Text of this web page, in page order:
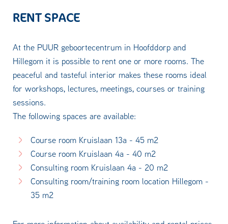
RENT SPACE
At the PUUR geboortecentrum in Hoofddorp and
Hillegom it is possible to rent one or more rooms. The
peaceful and tasteful interior makes these rooms ideal
for workshops, lectures, meetings, courses or training
sessions.
The following spaces are available:
Course room Kruislaan 13a - 45 m2
Course room Kruislaan 4a - 40 m2
Consulting room Kruislaan 4a - 20 m2
Consulting room/training room location Hillegom -
35 m2